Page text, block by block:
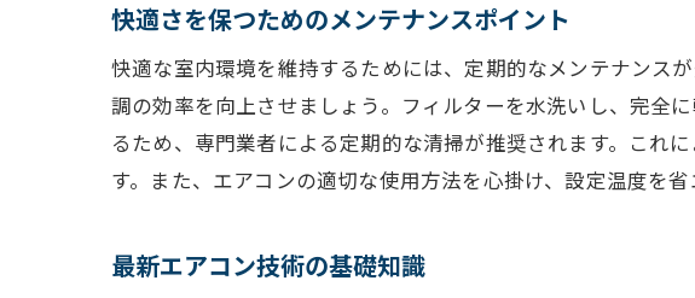
IoTとスマー
IoTによ
スマート
快適さを保つためのメンテナンスポイント
快適な室内環境を維持するためには、定期的なメンテナンス
調の効率を向上させましょう。フィルターを水洗いし、完全
るため、専門業者による定期的な清掃が推奨されます。これ
す。また、エアコンの適切な使用方法を心掛け、設定温度を
最新エアコン技術の基礎知識